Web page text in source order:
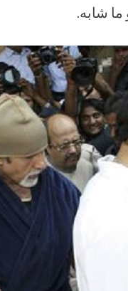
ما شابه.